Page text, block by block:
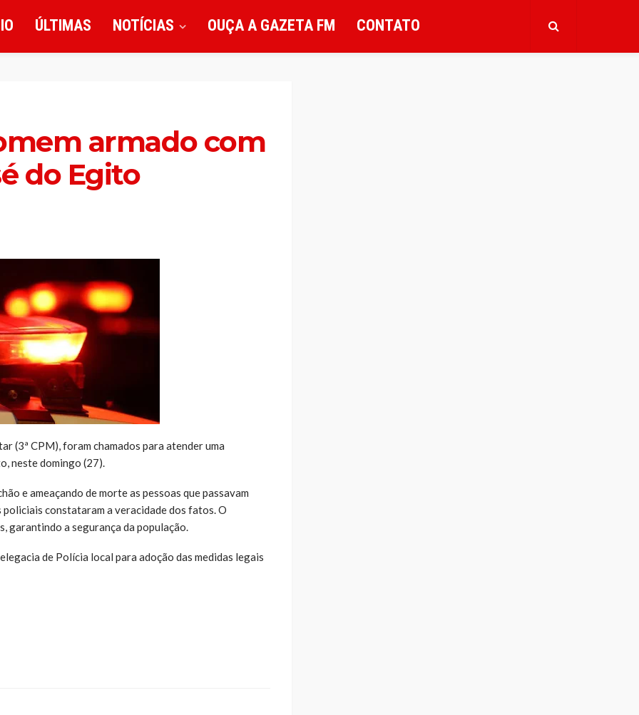
ÚLTIMAS NOTÍCIAS OUÇA A GAZETA FM CONTATO
armado com
do Egito
(3ª CPM), foram chamados para atender uma
neste domingo (27).
e ameaçando de morte as pessoas que passavam
constataram a veracidade dos fatos. O
garantindo a segurança da população.
de Polícia local para adoção das medidas legais